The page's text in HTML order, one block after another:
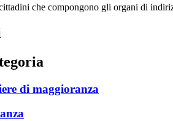
che compongono gli organi di
di maggioranza